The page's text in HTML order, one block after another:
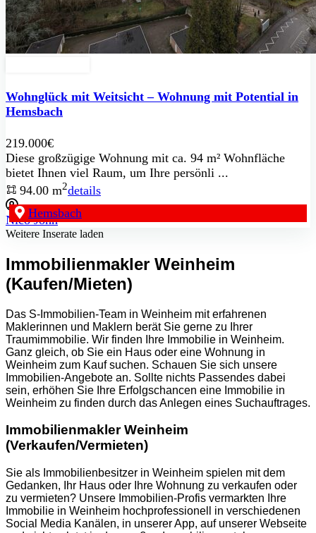
Hemsbach
Wohnglück mit Weitsicht – Wohnung mit Potential in
Hemsbach
219.000€
Diese großzügige Wohnung mit ca. 94 m² Wohnfläche
bietet Ihnen viel Raum, um Ihre persönli ...
94.00 m2details
Nico John
Weitere Inserate laden
Immobilienmakler Weinheim
(Kaufen/Mieten)
Das S-Immobilien-Team in Weinheim mit erfahrenen
Maklerinnen und Maklern berät Sie gerne zu Ihrer
Traumimmobilie. Wir finden Ihre Immobilie in Weinheim.
Ganz gleich, ob Sie ein Haus oder eine Wohnung in
Weinheim zum Kauf suchen. Schauen Sie sich unsere
Immobilien-Angebote an. Sollte nichts Passendes dabei
sein, erhöhen Sie Ihre Erfolgschancen eine Immobilie in
Weinheim zu finden durch das Anlegen eines Suchauftrages.
Immobilienmakler Weinheim
(Verkaufen/Vermieten)
Sie als Immobilienbesitzer in Weinheim spielen mit dem
Gedanken, Ihr Haus oder Ihre Wohnung zu verkaufen oder
zu vermieten? Unsere Immobilien-Profis vermarkten Ihre
Immobilie in Weinheim hochprofessionell in verschiedenen
Social Media Kanälen, in unserer App, auf unserer Webseite